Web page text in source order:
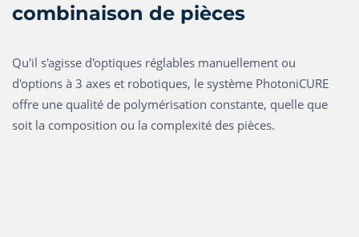
combinaison de pièces
Qu'il s'agisse d'optiques réglables manuellement ou
d'options à 3 axes et robotiques, le système PhotoniCURE
offre une qualité de polymérisation constante, quelle que
soit la composition ou la complexité des pièces.